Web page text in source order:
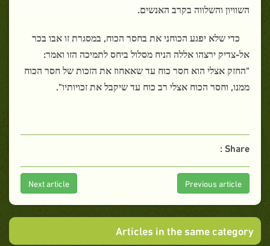
השוויון והשלווה בקרב האנשים.
כדי שלא יפגע הכוחני את בחסר הכוח, במסגרת זו אבו בכר
אל-צדיק ירצהו אללה הניח מסלול ביחס לתמיכה הזו ואמר:
"החזק אצלי הוא חסר כוח עד שאאחוז את הזכות של חסר הכוח
ממנו, וחסר הכוח אצלי רב כוח עד שיקבל את זכויותיו".
Share :
Previous article
Next article
Articles in the same category